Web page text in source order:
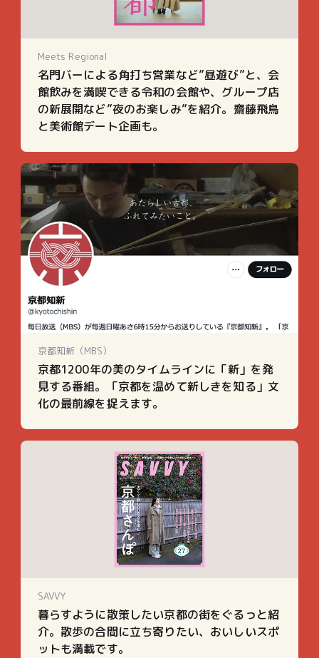
Meets Regional
名門バーによる角打ち営業など”昼遊び”と、会
館飲みを満喫できる令和の会館や、グループ店
の新展開など”夜のお楽しみ”を紹介。齋藤飛鳥
と美術館デート企画も。
京都知新（MBS）
京都1200年の美のタイムラインに「新」を発
見する番組。「京都を温めて新しきを知る」文
化の最前線を捉えます。
SAVVY
暮らすように散策したい京都の街をぐるっと紹
介。散歩の合間に立ち寄りたい、おいしいスポ
ットも満載です。